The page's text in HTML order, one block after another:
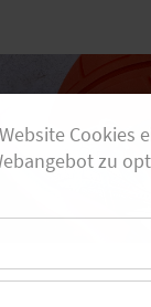
Cookies
zu